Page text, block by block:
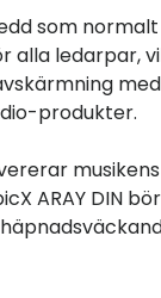
som
ledarpar,
produkter.
ARAY DIN